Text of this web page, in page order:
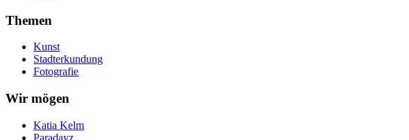
Themen
Kunst
Stadterkundung
Fotografie
Wir mögen
Katia Kelm
Paradayz